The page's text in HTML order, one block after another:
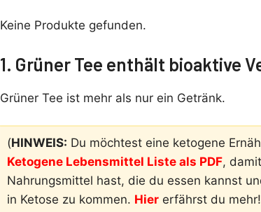
Keine Produkte gefunden.
1. Grüner Tee enthält bioaktive
Grüner Tee ist mehr als nur ein Getränk.
(HINWEIS: Du möchtest eine ketogene
Ketogene Lebensmittel Liste als PDF,
Nahrungsmittel hast, die du essen kannst
in Ketose zu kommen. Hier erfährst du